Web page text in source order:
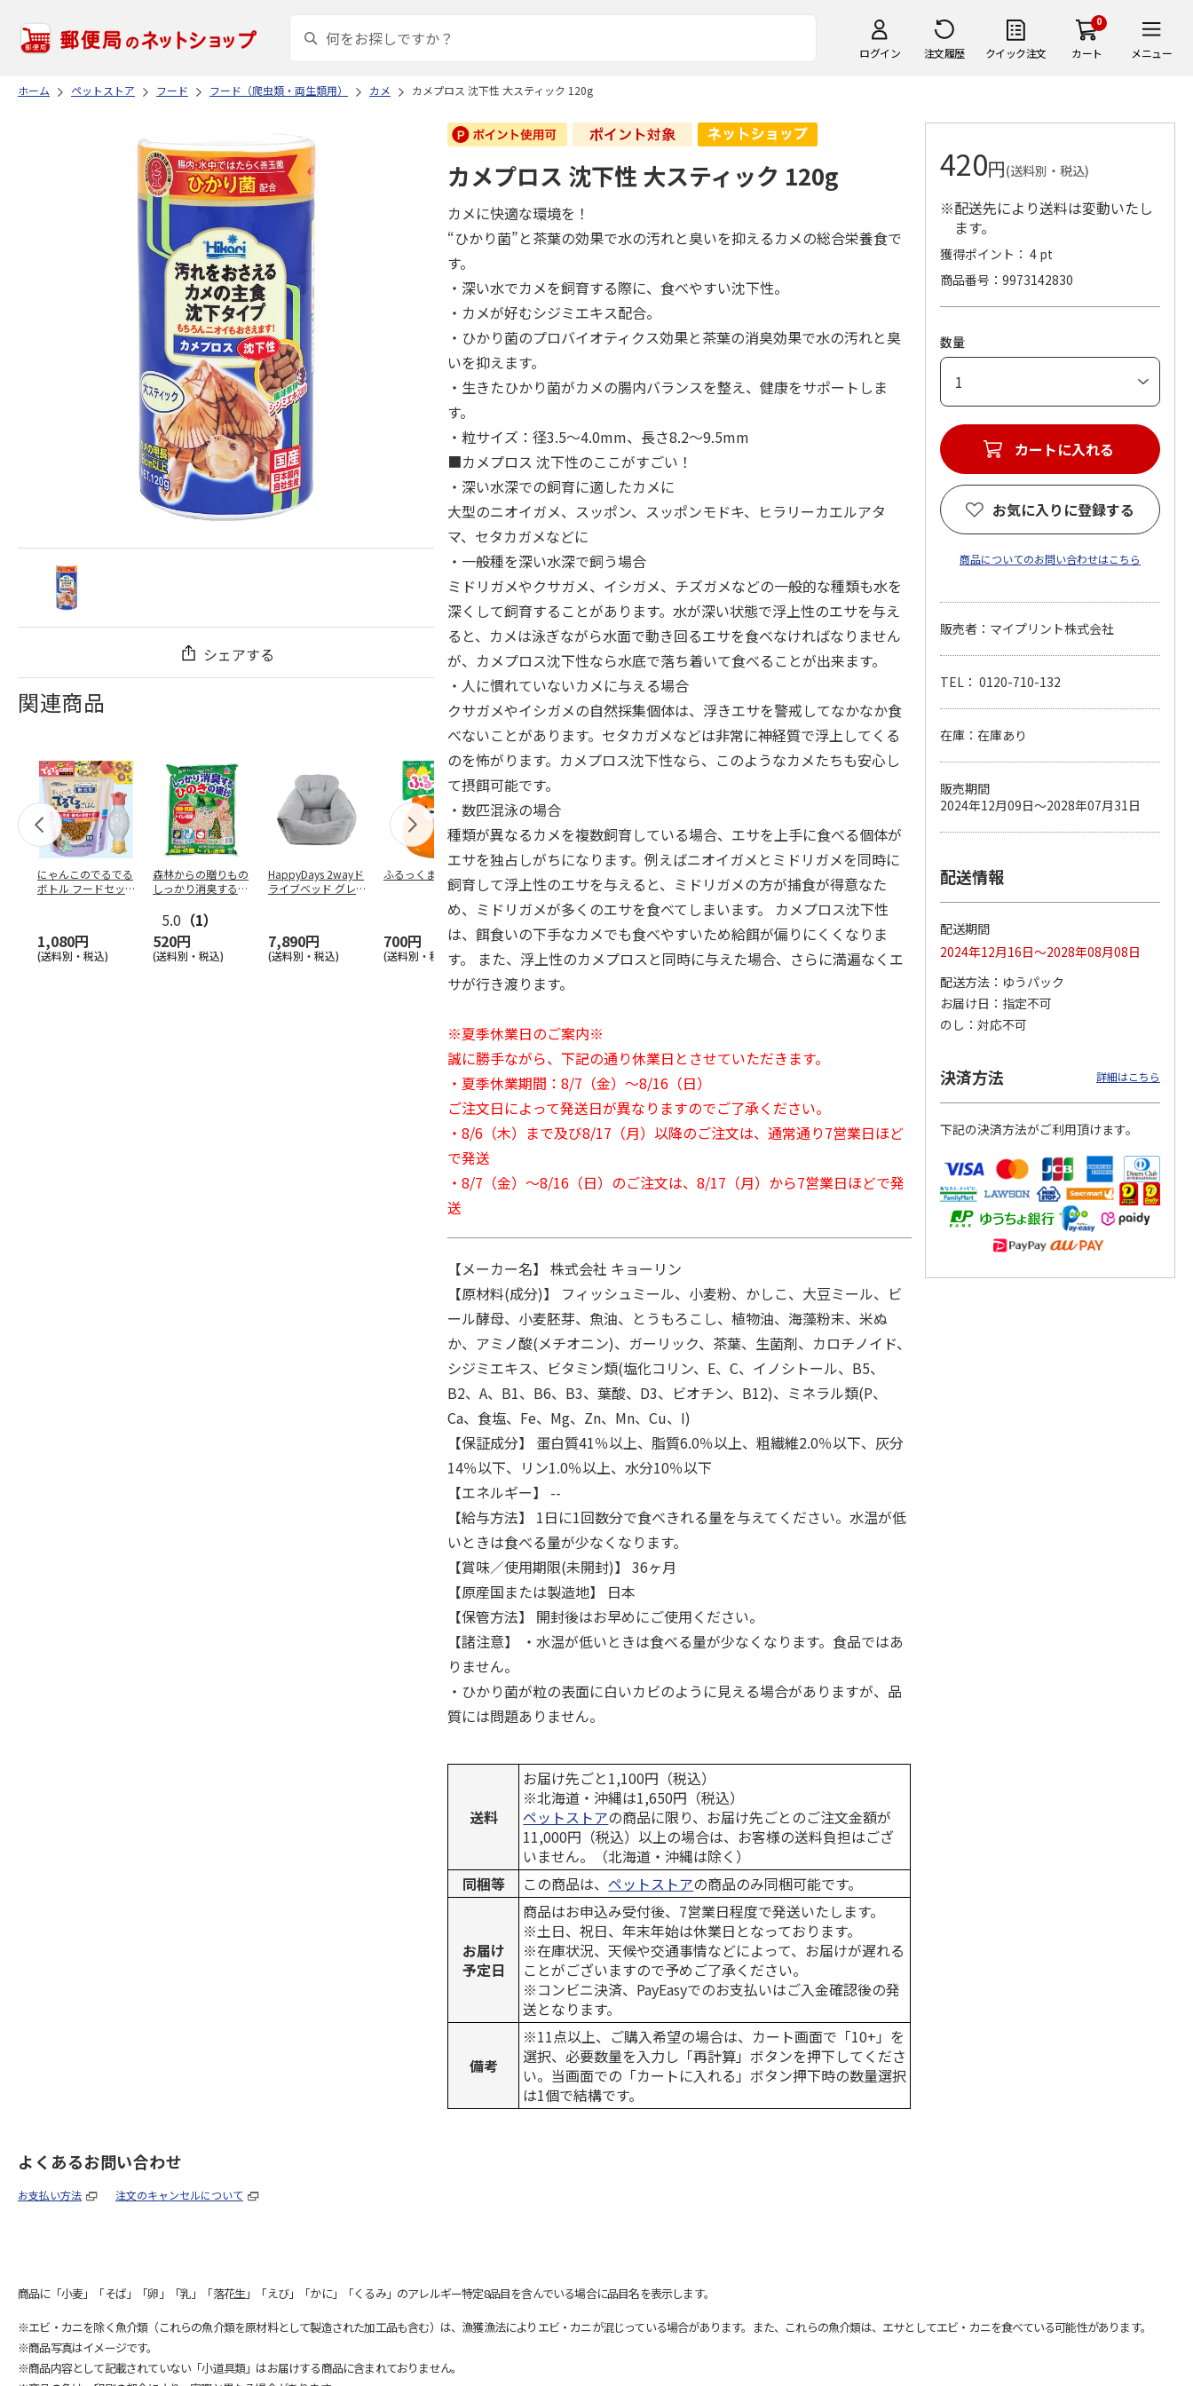
ログイン 注文履歴 クイック注文
0
カート メニュー
ホーム ペットストア フード フード（爬虫類・両生類用） カメ カメプロス 沈下性 大スティック 120g
シェアする
関連商品
にゃんこのでるでる
ボトル フードセッ
1,080円
(送料別・税込)
森林からの贈りもの
しっかり消臭するひ
5.0 （1）
520円
(送料別・税込)
HappyDays 2wayド
ライブベッド グレ
7,890円
(送料別・税込)
ふるっくま みかん
700円
(送料別・税込)
らない消臭・抗菌サ
ンド 4L
1,320円
(送料別・税込)
をとる砂専用 猫ト
イレ ナチュラルグ
レー
1,550円
(送料別・税込)
ムデンタルコーン
ぐるぐるボーン型 S
…
470円
(送料別・税込)
チ 健康に育つ子ね
こ用 まぐろ・かつ
おに …
120円
(送料別・税込)
ペット線香 虹のか
なた フルーティフ
ローラルの香り
590円
(送料別・税込)
えBOX とりささ…
380円
(送料別・税込)
カメプロス 沈下性 大スティック 120g
カメに快適な環境を！
“ひかり菌”と茶葉の効果で水の汚れと臭いを抑えるカメの総合栄養食で
す。
・深い水でカメを飼育する際に、食べやすい沈下性。
・カメが好むシジミエキス配合。
・ひかり菌のプロバイオティクス効果と茶葉の消臭効果で水の汚れと臭
いを抑えます。
・生きたひかり菌がカメの腸内バランスを整え、健康をサポートしま
す。
・粒サイズ：径3.5～4.0mm、長さ8.2～9.5mm
■カメプロス 沈下性のここがすごい！
・深い水深での飼育に適したカメに
大型のニオイガメ、スッポン、スッポンモドキ、ヒラリーカエルアタ
マ、セタカガメなどに
・一般種を深い水深で飼う場合
ミドリガメやクサガメ、イシガメ、チズガメなどの一般的な種類も水を
深くして飼育することがあります。水が深い状態で浮上性のエサを与え
ると、カメは泳ぎながら水面で動き回るエサを食べなければなりません
が、カメプロス沈下性なら水底で落ち着いて食べることが出来ます。
・人に慣れていないカメに与える場合
クサガメやイシガメの自然採集個体は、浮きエサを警戒してなかなか食
べないことがあります。セタカガメなどは非常に神経質で浮上してくる
のを怖がります。カメプロス沈下性なら、このようなカメたちも安心し
て摂餌可能です。
・数匹混泳の場合
種類が異なるカメを複数飼育している場合、エサを上手に食べる個体が
エサを独占しがちになります。例えばニオイガメとミドリガメを同時に
飼育して浮上性のエサを与えると、ミドリガメの方が捕食が得意なた
め、ミドリガメが多くのエサを食べてしまいます。 カメプロス沈下性
は、餌食いの下手なカメでも食べやすいため給餌が偏りにくくなりま
す。 また、浮上性のカメプロスと同時に与えた場合、さらに満遍なくエ
サが行き渡ります。
※夏季休業日のご案内※
誠に勝手ながら、下記の通り休業日とさせていただきます。
・夏季休業期間：8/7（金）～8/16（日）
ご注文日によって発送日が異なりますのでご了承ください。
・8/6（木）まで及び8/17（月）以降のご注文は、通常通り7営業日ほど
で発送
・8/7（金）～8/16（日）のご注文は、8/17（月）から7営業日ほどで発
送
【メーカー名】 株式会社 キョーリン
【原材料(成分)】 フィッシュミール、小麦粉、かしこ、大豆ミール、ビ
ール酵母、小麦胚芽、魚油、とうもろこし、植物油、海藻粉末、米ぬ
か、アミノ酸(メチオニン)、ガーリック、茶葉、生菌剤、カロチノイド、
シジミエキス、ビタミン類(塩化コリン、E、C、イノシトール、B5、
B2、A、B1、B6、B3、葉酸、D3、ビオチン、B12)、ミネラル類(P、
Ca、食塩、Fe、Mg、Zn、Mn、Cu、I)
【保証成分】 蛋白質41％以上、脂質6.0％以上、粗繊維2.0％以下、灰分
14％以下、リン1.0％以上、水分10％以下
【エネルギー】 --
【給与方法】 1日に1回数分で食べきれる量を与えてください。水温が低
いときは食べる量が少なくなります。
【賞味／使用期限(未開封)】 36ヶ月
【原産国または製造地】 日本
【保管方法】 開封後はお早めにご使用ください。
【諸注意】 ・水温が低いときは食べる量が少なくなります。食品ではあ
りません。
・ひかり菌が粒の表面に白いカビのように見える場合がありますが、品
質には問題ありません。
送料
お届け先ごと1,100円（税込）
※北海道・沖縄は1,650円（税込）
ペットストアの商品に限り、お届け先ごとのご注文金額が
11,000円（税込）以上の場合は、お客様の送料負担はござ
いません。（北海道・沖縄は除く）
同梱等
この商品は、ペットストアの商品のみ同梱可能です。
お届け
予定日
商品はお申込み受付後、7営業日程度で発送いたします。
※土日、祝日、年末年始は休業日となっております。
※在庫状況、天候や交通事情などによって、お届けが遅れる
ことがございますので予めご了承ください。
※コンビニ決済、PayEasyでのお支払いはご入金確認後の発
送となります。
備考
※11点以上、ご購入希望の場合は、カート画面で「10+」を
選択、必要数量を入力し「再計算」ボタンを押下してくださ
い。当画面での「カートに入れる」ボタン押下時の数量選択
は1個で結構です。
420円(送料別・税込)
※配送先により送料は変動いたし
ます。
獲得ポイント： 4 pt
商品番号
9973142830
数量
カートに入れる
お気に入りに登録する
商品についてのお問い合わせはこちら
販売者：マイプリント株式会社
TEL： 0120-710-132
在庫：在庫あり
販売期間
2024年12月09日～2028年07月31日
配送情報
配送期間
2024年12月16日～2028年08月08日
配送方法
ゆうパック
お届け日
指定不可
のし
対応不可
決済方法 詳細はこちら
下記の決済方法がご利用頂けます。
よくあるお問い合わせ
お支払い方法 注文のキャンセルについて
商品に「小麦」「そば」「卵」「乳」「落花生」「えび」「かに」「くるみ」のアレルギー特定8品目を含んでいる場合に品目名を表示します。
※エビ・カニを除く魚介類（これらの魚介類を原材料として製造された加工品も含む）は、漁獲漁法によりエビ・カニが混じっている場合があります。また、これらの魚介類は、エサとしてエビ・カニを食べている可能性があります。
※商品写真はイメージです。
※商品内容として記載されていない「小道具類」はお届けする商品に含まれておりません。